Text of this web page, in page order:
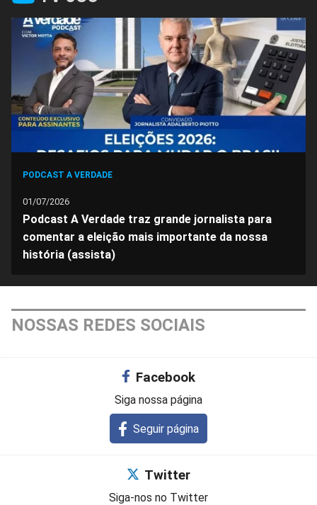
no
Facebook
no
Whatsapp
no
Twitter
no
Messenger
no
Telegram
no
Gettr
PODCAST A VERDADE
01/07/2026
Podcast A Verdade traz grande jornalista para
comentar a eleição mais importante da nossa
história (assista)
NOSSAS REDES SOCIAIS
Facebook
Siga nossa página
Seguir página
Twitter
Siga-nos no Twitter